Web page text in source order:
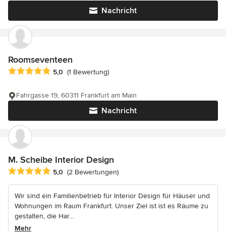
Nachricht
Roomseventeen
Durchschnittliche Bewertung: 5 von 5 Sternen
5,0 (1 Bewertung)
Nachricht
Fahrgasse 19, 60311 Frankfurt am Main
M. Scheibe Interior Design
Durchschnittliche Bewertung: 5 von 5 Sternen
5,0 (2 Bewertungen)
Wir sind ein Familienbetrieb für Interior Design für Häuser und
Wohnungen im Raum Frankfurt. Unser Ziel ist ist es Räume zu
gestalten, die Har...
Mehr